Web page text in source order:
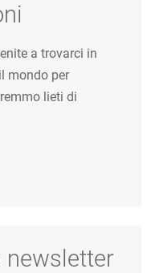
a trovarci in
mondo per
lieti di
newsletter